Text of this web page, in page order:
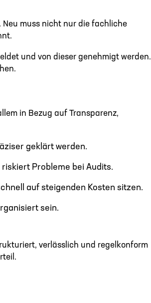
Neu muss nicht nur die fachliche
und von dieser genehmigt werden.
in Bezug auf Transparenz,
geklärt werden.
Probleme bei Audits.
auf steigenden Kosten sitzen.
sein.
verlässlich und regelkonform